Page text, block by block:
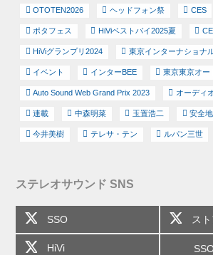
OTOTEN2026 ヘッドフォン祭 CES
ポタフェス HiViベストバイ2025夏
HiViグランプリ2024 東京インターナショナ
イベント インターBEE 東京東京オー
Auto Sound Web Grand Prix 2023 オーディ
連載 中森明菜 玉置浩二 安全
今井美樹 テレサ・テン ルパン三世
ステレオサウンド SNS
SSO スト
HiVi